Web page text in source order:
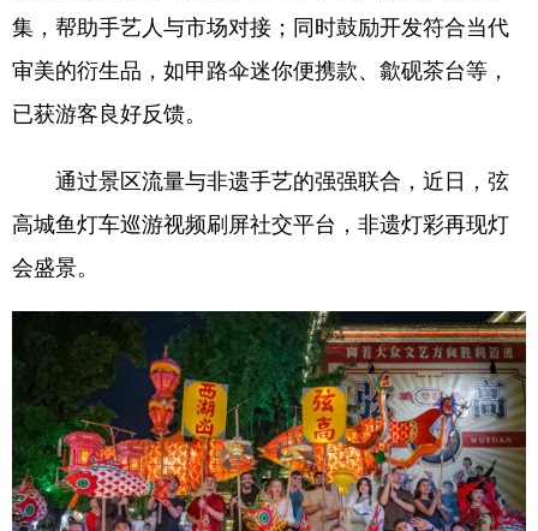
集，帮助手艺人与市场对接；同时鼓励开发符合当代
审美的衍生品，如甲路伞迷你便携款、歙砚茶台等，
已获游客良好反馈。
通过景区流量与非遗手艺的强强联合，近日，弦
高城鱼灯车巡游视频刷屏社交平台，非遗灯彩再现灯
会盛景。